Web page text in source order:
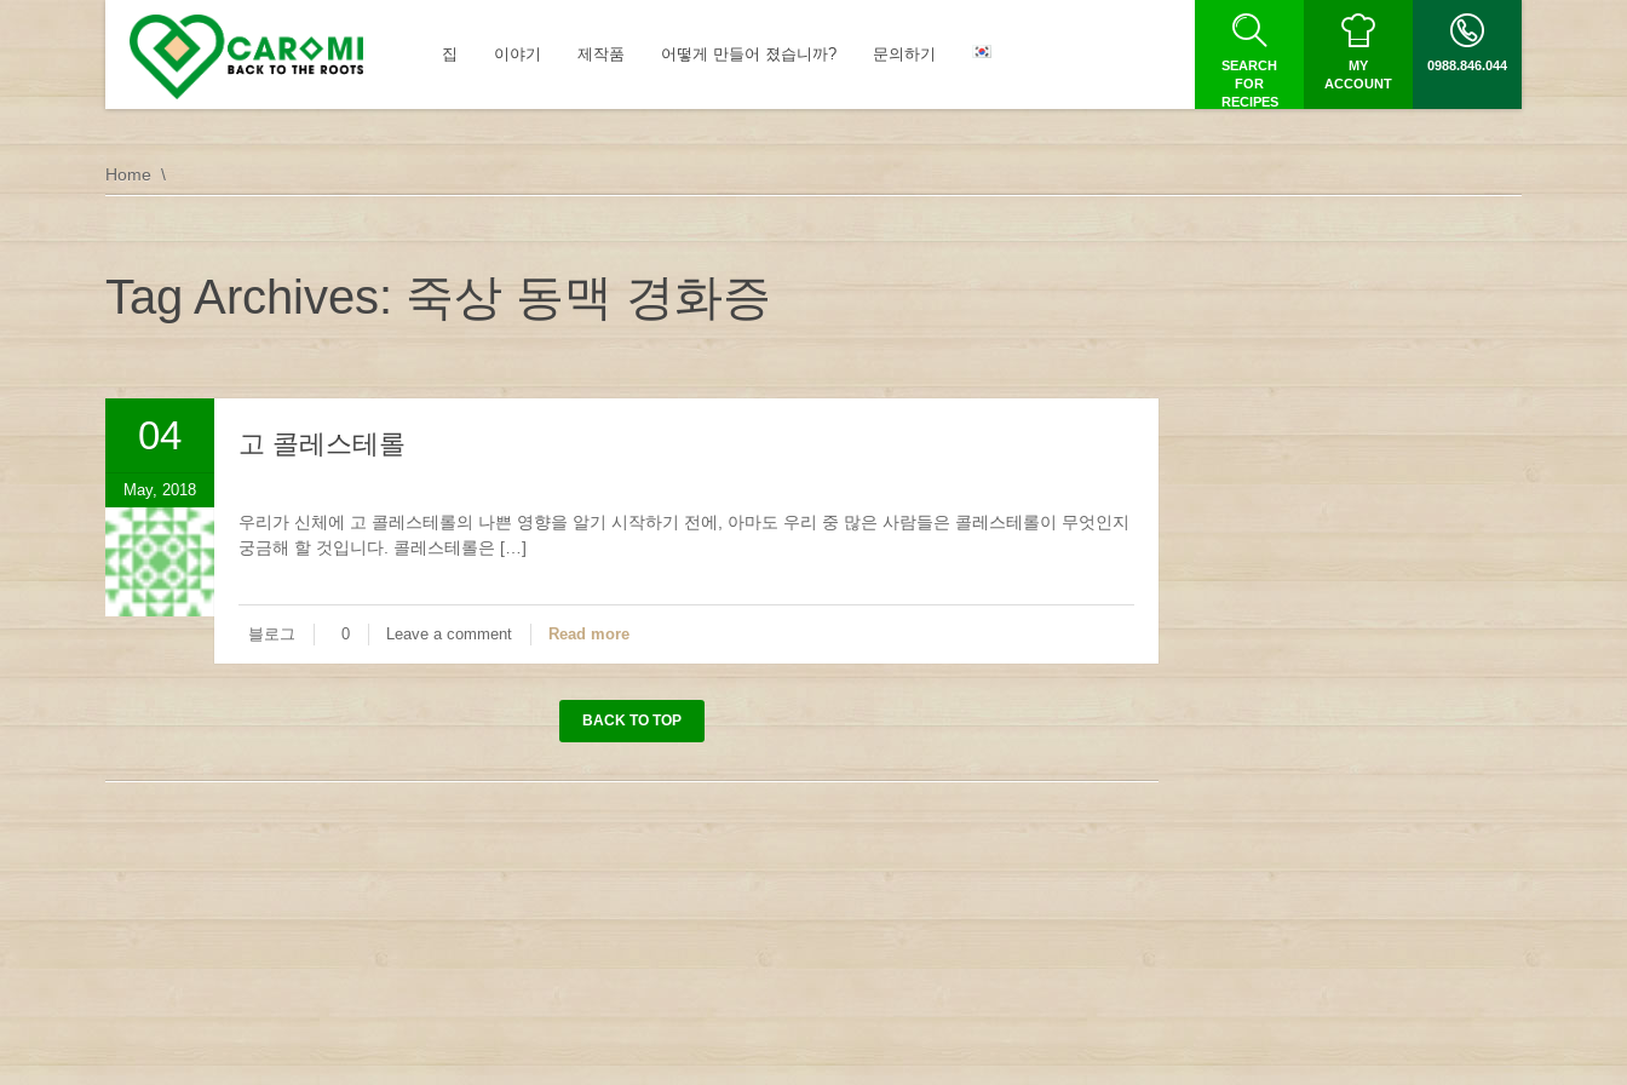
집 이야기 제작품 어떻게 만들어 졌습니까? 문의하기
SEARCH
FOR
RECIPES
MY
ACCOUNT
0988.846.044
Home
Tag Archives: 죽상 동맥 경화증
04
May, 2018
고 콜레스테롤
우리가 신체에 고 콜레스테롤의 나쁜 영향을 알기 시작하기 전에, 아마도 우리 중 많은 사람들은 콜레스테롤이 무엇인지
궁금해 할 것입니다. 콜레스테롤은 […]
블로그 0 Leave a comment Read more
BACK TO TOP